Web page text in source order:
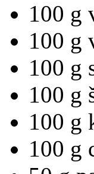
100 g
100 g
100 g
100 g
100 g
100 g